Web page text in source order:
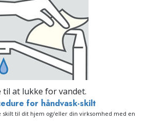
at lukke for vandet.
for håndvask-skilt
skilt til dit hjem og/eller din virksomhed med en